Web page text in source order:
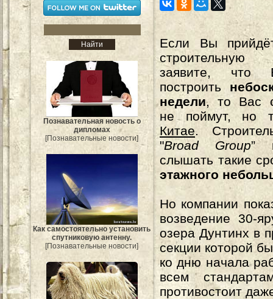
Познавательная новость о
дипломах
[Познавательные новости]
Как самостоятельно установить
спутниковую антенну.
[Познавательные новости]
Если Вы
заявите, что
построить
недели, то Вас
не поймут, но
Китае.
"Broad Group”
слышать такие
этажного
Но компании
возведение30-
озера Дунтинх в
секции которой
ко дню начала
всем
противостоит